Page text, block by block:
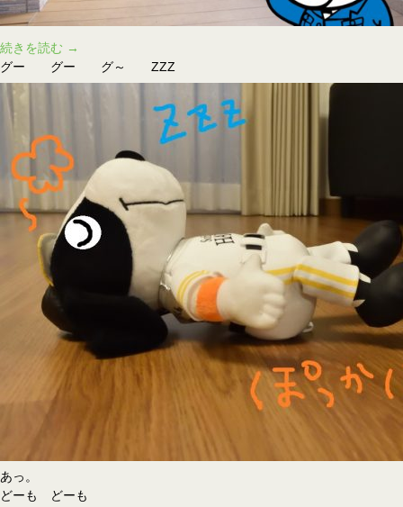
続きを読む す
ぐ
で
る！
工
木
ウ
ッ
ド
お
入
れ
→
グー グー グ～ ZZZ
あっ。
どーも どーも